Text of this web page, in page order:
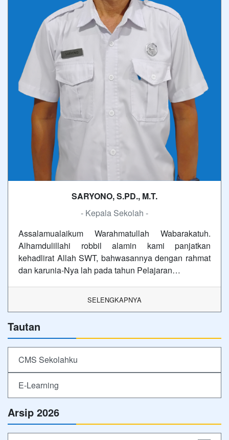
SARYONO, S.PD., M.T.
- Kepala Sekolah -
Assalamualaikum Warahmatullah Wabarakatuh.
Alhamdulillahi robbil alamin kami panjatkan
kehadlirat Allah SWT, bahwasannya dengan rahmat
dan karunia-Nya lah pada tahun Pelajaran…
SELENGKAPNYA
Tautan
CMS Sekolahku
E-Learning
Arsip 2026